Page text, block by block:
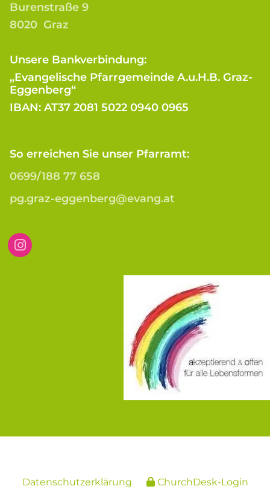
Burenstraße 9
8020 Graz
Unsere Bankverbindung:
„Evangelische Pfarrgemeinde A.u.H.B. Graz-
Eggenberg“
IBAN: AT37 2081 5022 0940 0965
So erreichen Sie unser Pfarramt:
0699/188 77 658
pg.graz-eggenberg@evang.at
Datenschutzerklärung ChurchDesk-Login